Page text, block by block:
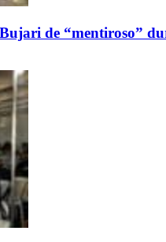
de “mentiroso”